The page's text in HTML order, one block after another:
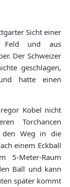
Sicht einer
Feld und aus
Der Schweizer
geschlagen,
hatte einen
Kobel nicht
Torchancen
den Weg in die
einem Eckball
5-Meter-Raum
Ball und kann
später kommt